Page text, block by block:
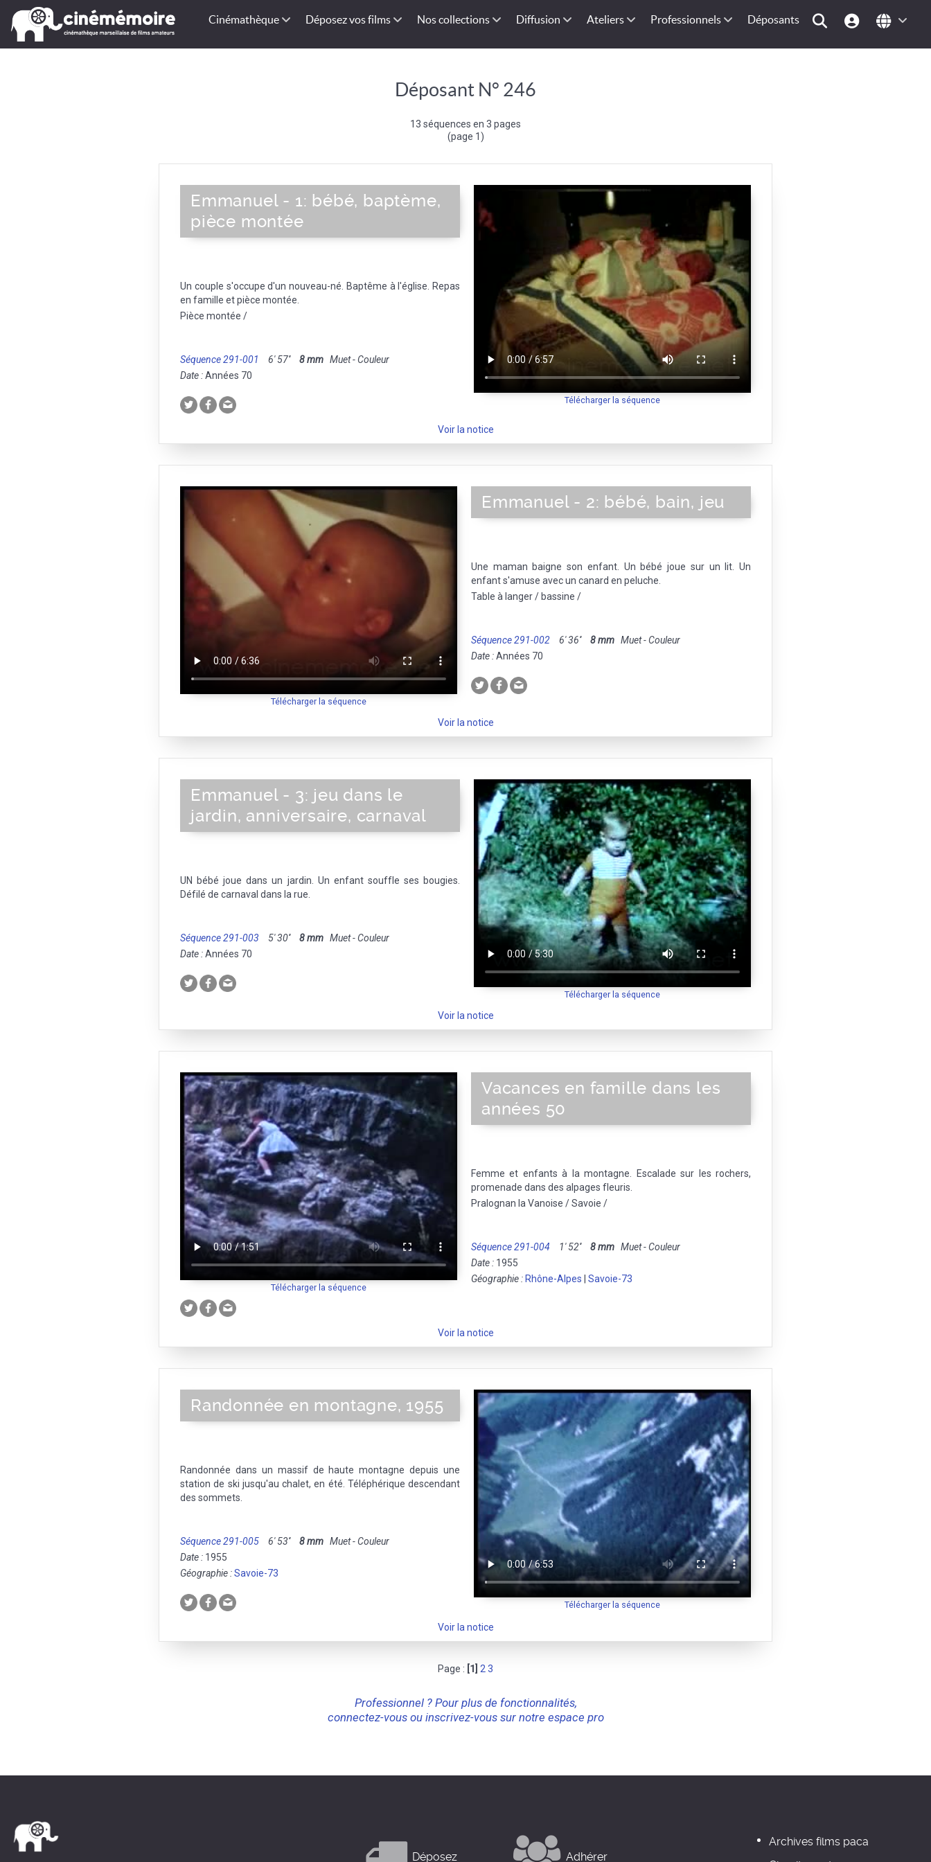
Cinémathèque Déposez vos films Nos collections Diffusion Ateliers Professionnels Déposants
Déposant N° 246
13 séquences en 3 pages
(page 1)
Télécharger la séquence
Emmanuel - 1: bébé, baptème,
pièce montée
Un couple s'occupe d'un nouveau-né. Baptême à l'église. Repas
en famille et pièce montée.
Pièce montée /
Séquence 291-001 6' 57'' 8 mm Muet - Couleur
Date :Années 70
Voir la notice
Télécharger la séquence
Emmanuel - 2: bébé, bain, jeu
Une maman baigne son enfant. Un bébé joue sur un lit. Un
enfant s'amuse avec un canard en peluche.
Table à langer / bassine /
Séquence 291-002 6' 36'' 8 mm Muet - Couleur
Date :Années 70
Voir la notice
Télécharger la séquence
Emmanuel - 3: jeu dans le
jardin, anniversaire, carnaval
UN bébé joue dans un jardin. Un enfant souffle ses bougies.
Défilé de carnaval dans la rue.
Séquence 291-003 5' 30'' 8 mm Muet - Couleur
Date :Années 70
Voir la notice
Télécharger la séquence
Vacances en famille dans les
années 50
Femme et enfants à la montagne. Escalade sur les rochers,
promenade dans des alpages fleuris.
Pralognan la Vanoise / Savoie /
Séquence 291-004 1' 52'' 8 mm Muet - Couleur
Date : 1955
Géographie : Rhône-Alpes Savoie-73
Voir la notice
Télécharger la séquence
Randonnée en montagne, 1955
Randonnée dans un massif de haute montagne depuis une
station de ski jusqu'au chalet, en été. Téléphérique descendant
des sommets.
Séquence 291-005 6' 53'' 8 mm Muet - Couleur
Date : 1955
Géographie :Savoie-73
Voir la notice
Page : [1] 2 3
Professionnel ? Pour plus de fonctionnalités,
connectez-vous ou inscrivez-vous sur notre espace pro
Déposez Adhérer
Archives films paca